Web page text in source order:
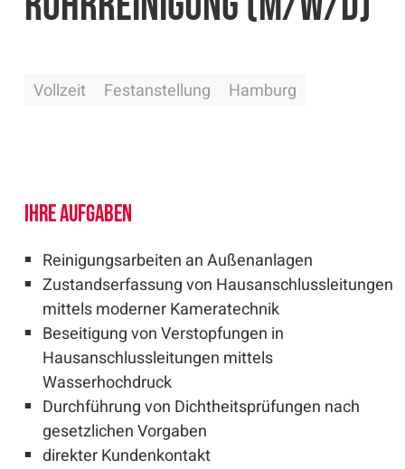
Vollzeit Festanstellung Hamburg
Ihre Aufgaben
Reinigungsarbeiten an Außenanlagen
Zustandserfassung von Hausanschlussleitungen
mittels moderner Kameratechnik
Beseitigung von Verstopfungen in
Hausanschlussleitungen mittels
Wasserhochdruck
Durchführung von Dichtheitsprüfungen nach
gesetzlichen Vorgaben
direkter Kundenkontakt